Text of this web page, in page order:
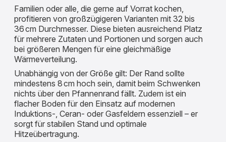
Familien oder alle, die gerne auf Vorrat kochen,
profitieren von großzügigeren Varianten mit 32 bis
36 cm Durchmesser. Diese bieten ausreichend Platz
für mehrere Zutaten und Portionen und sorgen auch
bei größeren Mengen für eine gleichmäßige
Wärmeverteilung.
Unabhängig von der Größe gilt: Der Rand sollte
mindestens 8 cm hoch sein, damit beim Schwenken
nichts über den Pfannenrand fällt. Zudem ist ein
flacher Boden für den Einsatz auf modernen
Induktions-, Ceran- oder Gasfeldern essenziell – er
sorgt für stabilen Stand und optimale
Hitzeübertragung.